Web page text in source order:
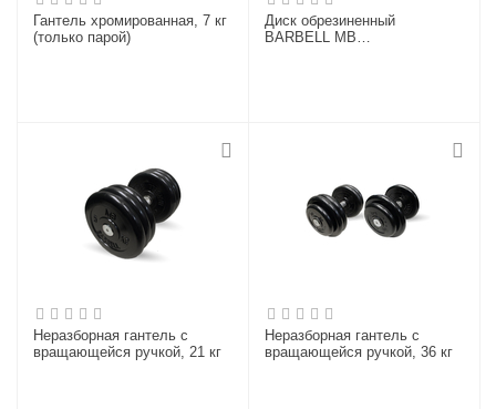
Гантель хромированная, 7 кг
(только парой)
Диск обрезиненный
BARBELL MB
Неразборная гантель c
вращающейся ручкой, 21 кг
Неразборная гантель c
вращающейся ручкой, 36 кг